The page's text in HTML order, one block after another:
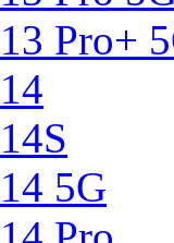
Pro+
5G